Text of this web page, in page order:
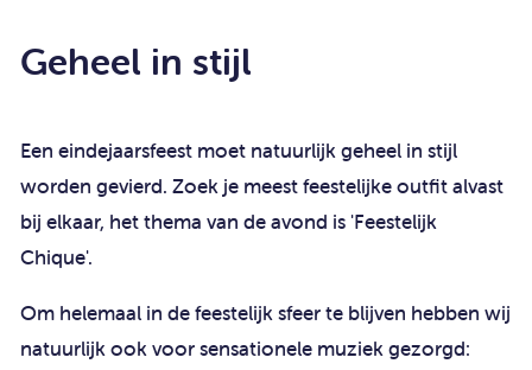
Geheel in stijl
Een eindejaarsfeest moet natuurlijk geheel in stijl
worden gevierd. Zoek je meest feestelijke outfit alvast
bij elkaar, het thema van de avond is 'Feestelijk
Chique'.
Om helemaal in de feestelijk sfeer te blijven hebben wij
natuurlijk ook voor sensationele muziek gezorgd: